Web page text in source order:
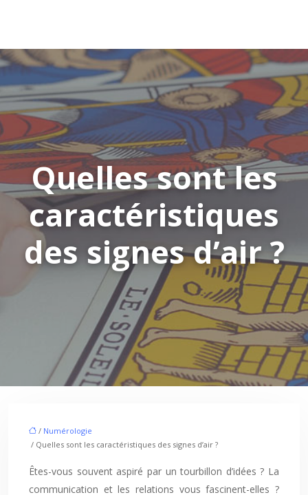
Quelles sont les
caractéristiques
des signes d’air ?
/ Numérologie
/ Quelles sont les caractéristiques des signes d’air ?
Êtes-vous souvent aspiré par un tourbillon d’idées ? La
communication et les relations vous fascinent-elles ?